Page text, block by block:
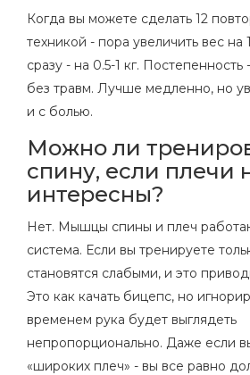
Когда вы можете сделать 12
техникой - пора увеличить вес на
сразу - на 0.5-1 кг.
без травм. Лучше медленно, но
и с болью.
Можно ли
спину, если плечи
интересны?
Нет. Мышцы спины и плеч
система. Если вы тренируете
становятся слабыми, и это
Это как качать бицепс, но
временем рука будет выглядеть
непропорционально. Даже если
«широких плеч» - вы все равно